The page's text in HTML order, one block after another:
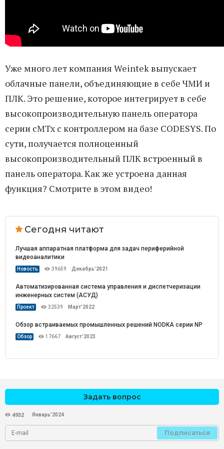
Уже много лет компания Weintek выпускает
облачные панели, объединяющие в себе ЧМИ и
ПЛК. Это решение, которое интегрирует в себе
высокопроизводительную панель оператора
серии cMTx с контроллером на базе CODESYS. По
сути, получается полноценный
высокопроизводительный ПЛК встроенный в
панель оператора. Как же устроена данная
функция? Смотрите в этом видео!
Сегодня читают
Лучшая аппаратная платформа для задач периферийной
видеоаналитики
Новость 39659 Декабрь’2021
Автоматизированная система управления и диспетчеризации
инженерных систем (АСУД)
Проект 32539 Март’2022
Обзор встраиваемых промышленных решений NODKA серии NP
Обзор 17667 Август’2023
Задать вопрос
4932 Январь’2024
Подписаться